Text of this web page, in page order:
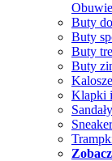
Buty
Buty
Buty
Buty
Klapki